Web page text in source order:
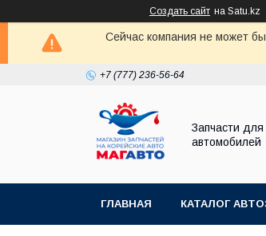
Создать сайт на Satu.kz
Сейчас компания не может
+7 (777) 236-56-64
Запчасти для
автомобилей
ГЛАВНАЯ КАТАЛОГ